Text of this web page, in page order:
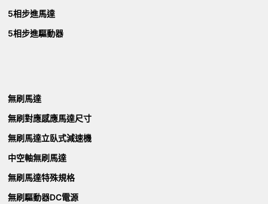
5相步進馬達
5相步進驅動器
無刷馬達
無刷對應感應馬達尺寸
無刷馬達立臥式減速機
中空軸無刷馬達
無刷馬達特殊規格
無刷驅動器DC電源